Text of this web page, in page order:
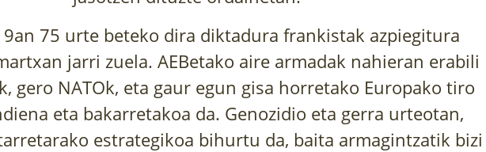
9an 75 urte beteko dira diktadura frankistak azpiegitura
jarri zuela. AEBetako aire armadak nahieran erabili
gero NATOk, eta gaur egun gisa horretako Europako tiro
eta bakarretakoa da. Genozidio eta gerra urteotan,
estrategikoa bihurtu da, baita armagintzatik bizi